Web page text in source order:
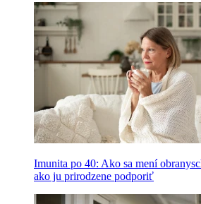
Imunita po 40: Ako sa mení
ako ju prirodzene podporiť